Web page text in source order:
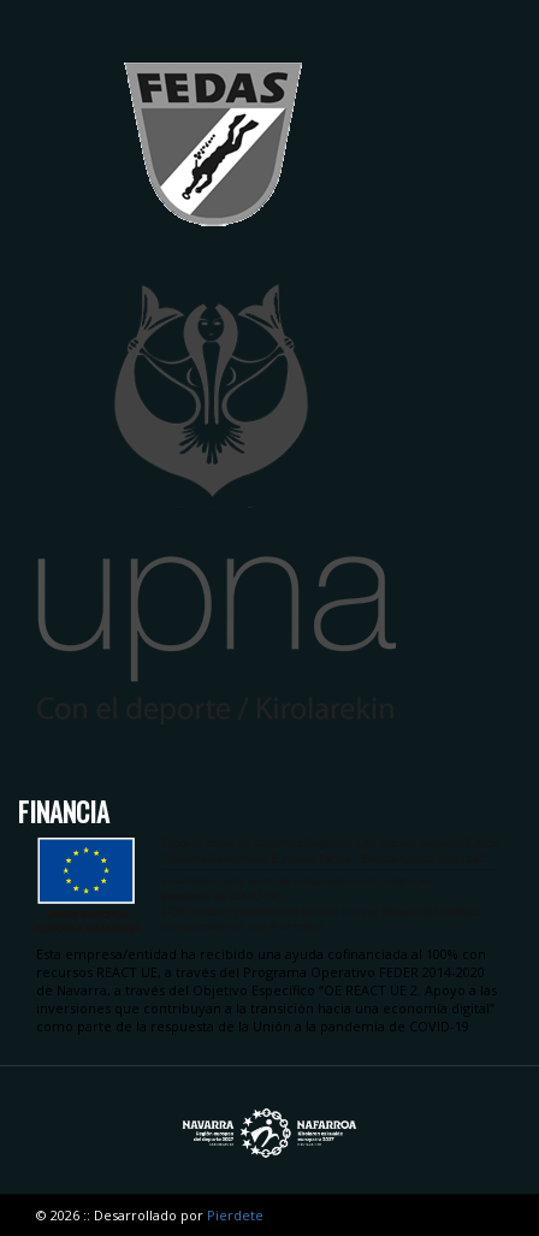
FINANCIA
Esta empresa/entidad ha recibido una ayuda cofinanciada al 100% con
recursos REACT UE, a través del Programa Operativo FEDER 2014-2020
de Navarra, a través del Objetivo Específico “OE REACT UE 2. Apoyo a las
inversiones que contribuyan a la transición hacia una economía digital”
como parte de la respuesta de la Unión a la pandemia de COVID-19
© 2026 :: Desarrollado por Pierdete